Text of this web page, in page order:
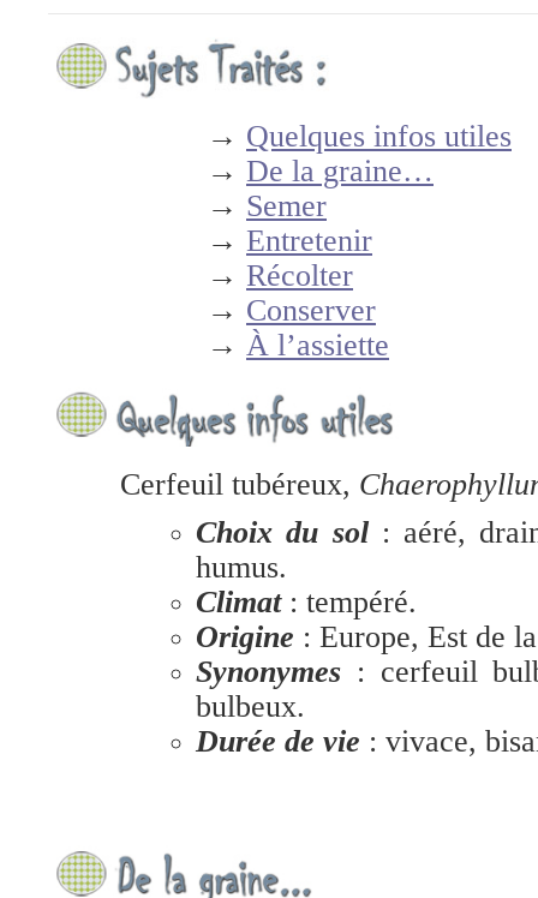
→ Quelques infos utiles
→ De la graine…
→ Semer
→ Entretenir
→ Récolter
→ Conserver
→ À l’assiette
Cerfeuil tubéreux,
Choix du sol: aéré,
humus.
Climat: tempéré.
Origine : Europe, Est de
Synonymes : cerfeuil
bulbeux.
Durée de vie : vivace,